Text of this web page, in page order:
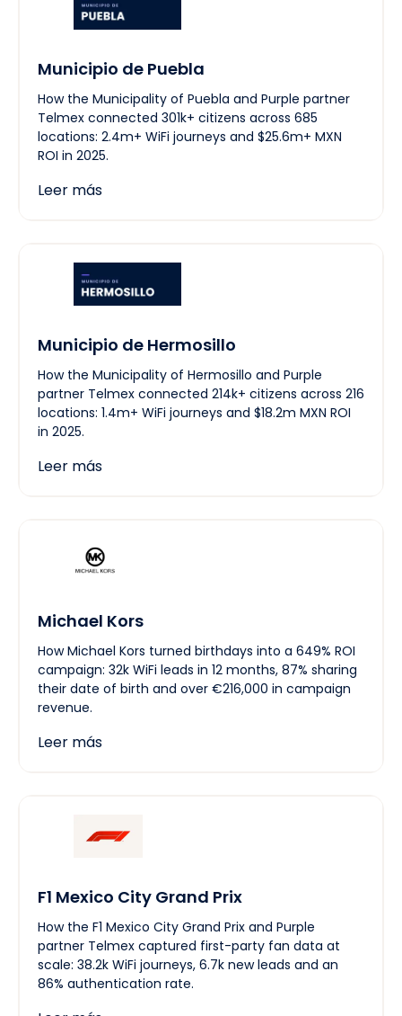
Municipio de Puebla
How the Municipality of Puebla and Purple partner
Telmex connected 301k+ citizens across 685
locations: 2.4m+ WiFi journeys and $25.6m+ MXN
ROI in 2025.
Leer más
Municipio de Hermosillo
How the Municipality of Hermosillo and Purple
partner Telmex connected 214k+ citizens across 216
locations: 1.4m+ WiFi journeys and $18.2m MXN ROI
in 2025.
Leer más
Michael Kors
How Michael Kors turned birthdays into a 649% ROI
campaign: 32k WiFi leads in 12 months, 87% sharing
their date of birth and over €216,000 in campaign
revenue.
Leer más
F1 Mexico City Grand Prix
How the F1 Mexico City Grand Prix and Purple
partner Telmex captured first-party fan data at
scale: 38.2k WiFi journeys, 6.7k new leads and an
86% authentication rate.